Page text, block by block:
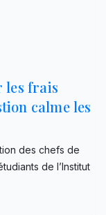
les frais
calme les
des chefs de
de l’Institut